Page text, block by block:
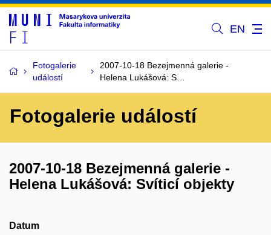
EN
Fotogalerie
událostí
2007-10-18 Bezejmenná galerie -
Helena Lukášová: S…
Fotogalerie událostí
2007-10-18 Bezejmenná galerie -
Helena Lukášová: Svíticí objekty
Datum